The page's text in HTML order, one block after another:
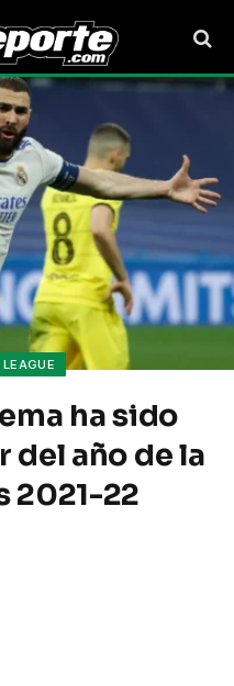
ha sido
del año de la
2021-22